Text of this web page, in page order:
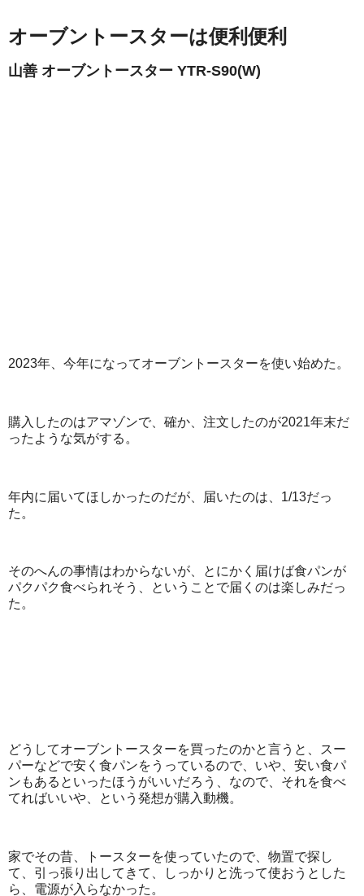
オーブントースターは便利便利
山善 オーブントースター YTR-S90(W)
2023年、今年になってオーブントースターを使い始めた。
購入したのはアマゾンで、確か、注文したのが2021年末だ
ったような気がする。
年内に届いてほしかったのだが、届いたのは、1/13だっ
た。
そのへんの事情はわからないが、とにかく届けば食パンが
パクパク食べられそう、ということで届くのは楽しみだっ
た。
どうしてオーブントースターを買ったのかと言うと、スー
パーなどで安く食パンをうっているので、いや、安い食パ
ンもあるといったほうがいいだろう、なので、それを食べ
てればいいや、という発想が購入動機。
家でその昔、トースターを使っていたので、物置で探し
て、引っ張り出してきて、しっかりと洗って使おうとした
ら、電源が入らなかった。